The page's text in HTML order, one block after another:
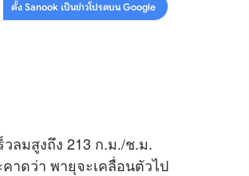
พ
ดูทีวี
ตั้ง Sanook เป็นข่าวโปรดบน Google
ลมสูงถึง 213 ก.ม./ช.ม.
าดว่า พายุจะเคลื่อนตัวไป